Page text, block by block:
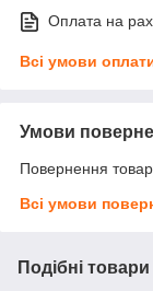
Оплата на
Всі умови
Умови
Повернення
Всі умови
Подібні товари